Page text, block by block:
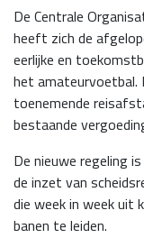
De Centrale
heeft zich de
eerlijke en
het amateurvoetbal.
toenemende
bestaande
De nieuwe regeling
de inzet van
die week in week uit
banen te leiden.